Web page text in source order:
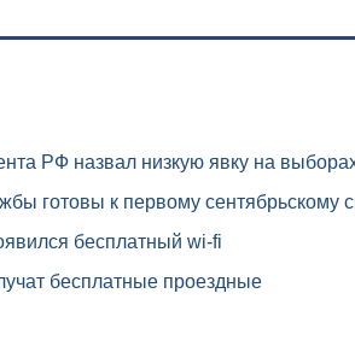
РФ назвал низкую явку на
готовы к первому сентябрьскому
бесплатный wi-fi
бесплатные проездные